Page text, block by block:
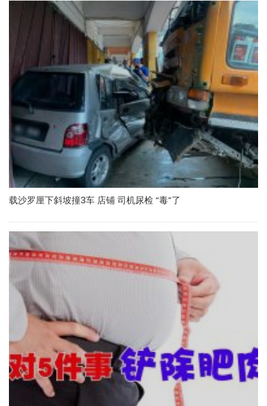
载沙罗厘下斜坡撞3车 店铺 司机尿检 “毒”了